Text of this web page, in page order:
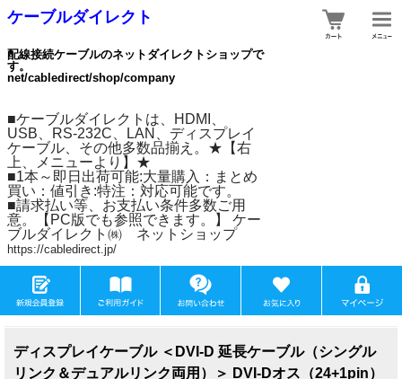
ケーブルダイレクト
配線接続ケーブルのネットダイレクトショップで
す。
net/cabledirect/shop/company
■ケーブルダイレクトは、HDMI、
USB、RS-232C、LAN、ディスプレイ
ケーブル、その他多数品揃え。★【右
上、メニューより】★
■1本～即日出荷可能:大量購入：まとめ
買い：値引き:特注：対応可能です。
■請求払い等、お支払い条件多数ご用
意。【PC版でも参照できます。】 ケー
ブルダイレクト㈱ ネットショップ
https://cabledirect.jp/
ディスプレイケーブル ＜DVI-D 延長ケーブル（シングル
リンク＆デュアルリンク両用）＞ DVI-Dオス（24+1pin）